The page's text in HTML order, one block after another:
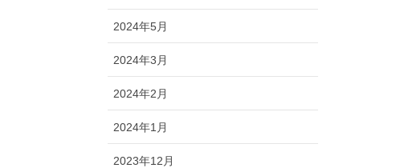
2024年5月
2024年3月
2024年2月
2024年1月
2023年12月